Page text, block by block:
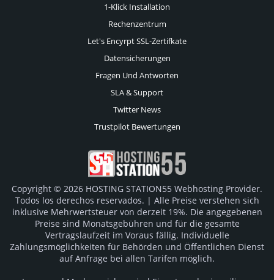
1-Klick Installation
Rechenzentrum
Let's Encyrpt SSL-Zertifkate
Datensicherungen
Fragen Und Antworten
SLA & Support
Twitter News
Trustpilot Bewertungen
Copyright © 2026 HOSTING STATION55 Webhosting Provider.
Todos los derechos reservados. | Alle Preise verstehen sich
inklusive Mehrwertsteuer von derzeit 19%. Die angegebenen
Preise sind Monatsgebühren und für die gesamte
Vertragslaufzeit im Voraus fällig. Individuelle
Zahlungsmöglichkeiten für Behörden und Öffentlichen Dienst
auf Anfrage bei allen Tarifen möglich.